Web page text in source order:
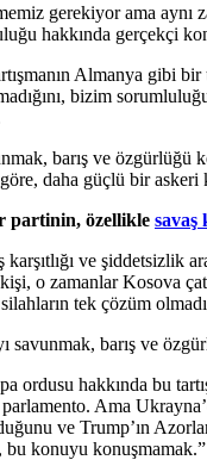
gerekiyor ama aynı
hakkında gerçekçi
Almanya gibi
bizim
barış ve özgürlüğü
daha güçlü bir
partinin, özellikle savaş
karşıtlığı ve şiddetsizlik
o zamanlar Kosova
tek çözüm
savunmak, barış ve
ordusu hakkında bu
Ama
ve Trump’ın
bu konuyu konuşmamak.”